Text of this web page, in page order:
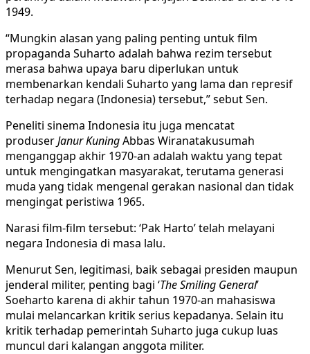
1949.
“Mungkin alasan yang paling penting untuk film
propaganda Suharto adalah bahwa rezim tersebut
merasa bahwa upaya baru diperlukan untuk
membenarkan kendali Suharto yang lama dan represif
terhadap negara (Indonesia) tersebut,” sebut Sen.
Peneliti sinema Indonesia itu juga mencatat
produserJanur KuningAbbas Wiranatakusumah
menganggap akhir 1970-an adalah waktu yang tepat
untuk mengingatkan masyarakat, terutama generasi
muda yang tidak mengenal gerakan nasional dan tidak
mengingat peristiwa 1965.
Narasi film-film tersebut: ‘Pak Harto’ telah melayani
negara Indonesia di masa lalu.
Menurut Sen, legitimasi, baik sebagai presiden maupun
jenderal militer, penting bagi ‘The Smiling General’
Soeharto karena di akhir tahun 1970-an mahasiswa
mulai melancarkan kritik serius kepadanya. Selain itu
kritik terhadap pemerintah Suharto juga cukup luas
muncul dari kalangan anggota militer.